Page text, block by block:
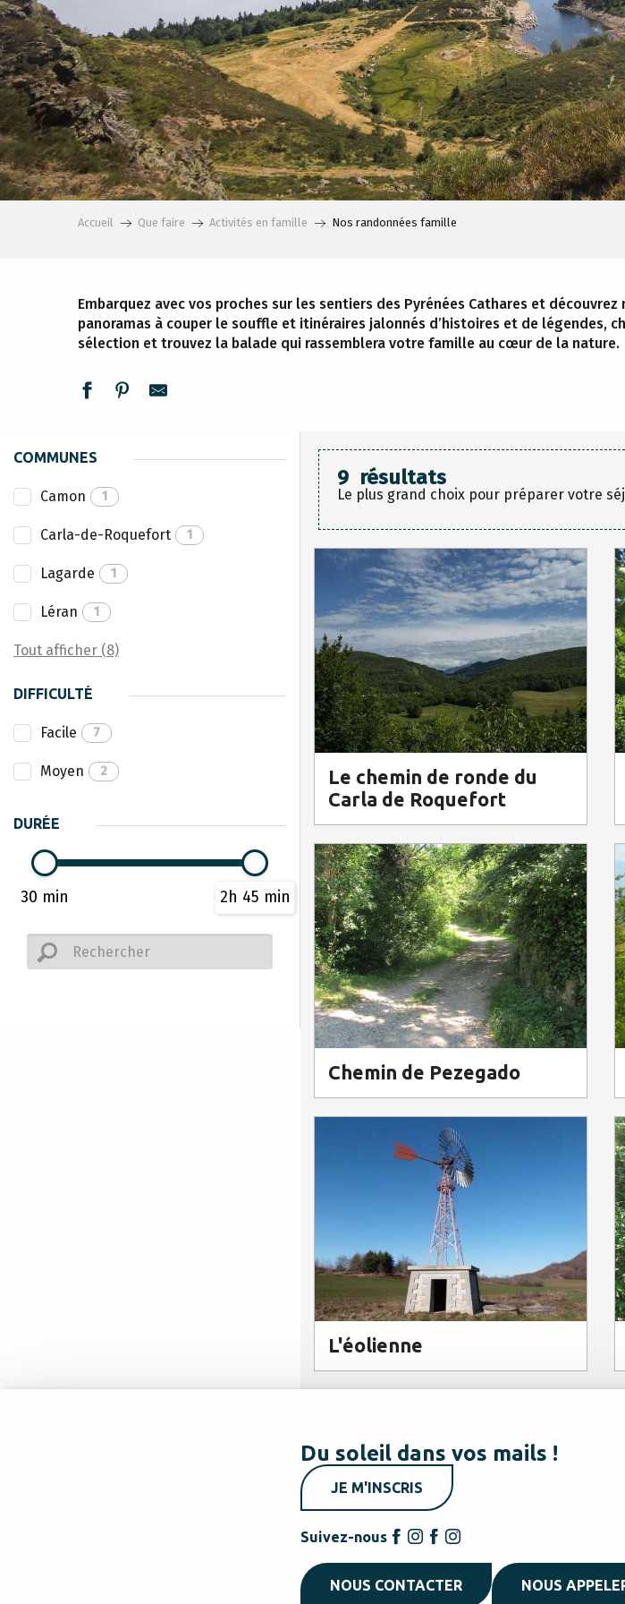
Accueil Que faire Activités en famille Nos randonnées famille
Embarquez avec vos proches sur les sentiers des Pyrénées Cathares et
panoramas à couper le souffle et itinéraires jalonnés d’histoires et de légendes,
sélection et trouvez la balade qui rassemblera votre famille au cœur de la nature.
COMMUNES
Camon 1
Carla-de-Roquefort 1
Lagarde 1
Léran 1
Tout afficher (8)
DIFFICULTÉ
Facile 7
Moyen 2
DURÉE
30 min 2h 45 min
9 résultats
Le plus grand choix pour préparer votre
Le chemin de ronde du
Carla de Roquefort
Chemin de Pezegado
L'éolienne
Du soleil dans vos mails !
JE M'INSCRIS
Suivez-nous
NOUS CONTACTER NOUS